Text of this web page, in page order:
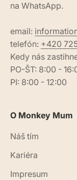
na WhatsApp.
email:
telefón: +420
Kedy nás
PO-ŠT: 8:00 -
PI: 8:00 - 12:00
O Monkey Mum
Náš tím
Kariéra
Impresum